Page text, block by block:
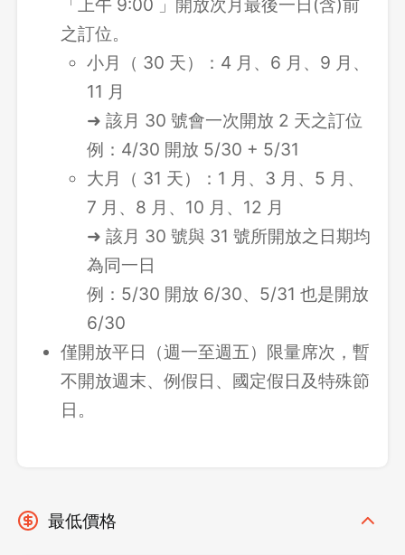
「上午 9:00 」開放次月最後一日(含)前
之訂位。
小月（ 30 天）：4 月、6 月、9 月、
11 月
➜ 該月 30 號會一次開放 2 天之訂位
例：4/30 開放 5/30 + 5/31
大月（ 31 天）：1 月、3 月、5 月、
7 月、8 月、10 月、12 月
➜ 該月 30 號與 31 號所開放之日期均
為同一日
例：5/30 開放 6/30、5/31 也是開放
6/30
僅開放平日（週一至週五）限量席次，暫
不開放週末、例假日、國定假日及特殊節
日。
最低價格